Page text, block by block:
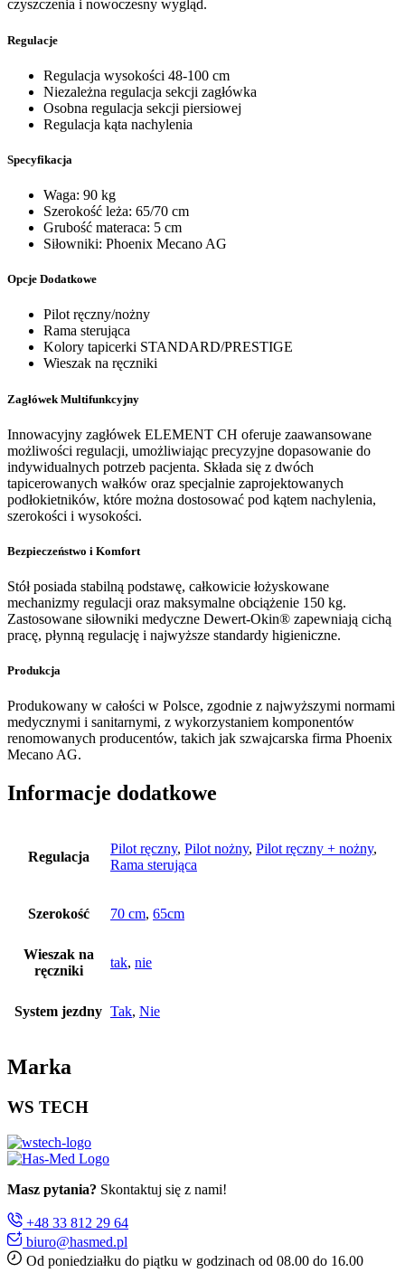
czyszczenia i nowoczesny wygląd.
Regulacje
Regulacja wysokości 48-100 cm
Niezależna regulacja sekcji zagłówka
Osobna regulacja sekcji piersiowej
Regulacja kąta nachylenia
Specyfikacja
Waga: 90 kg
Szerokość leża: 65/70 cm
Grubość materaca: 5 cm
Siłowniki: Phoenix Mecano AG
Opcje Dodatkowe
Pilot ręczny/nożny
Rama sterująca
Kolory tapicerki STANDARD/PRESTIGE
Wieszak na ręczniki
Zagłówek Multifunkcyjny
Innowacyjny zagłówek ELEMENT CH oferuje zaawansowane
możliwości regulacji, umożliwiając precyzyjne dopasowanie do
indywidualnych potrzeb pacjenta. Składa się z dwóch
tapicerowanych wałków oraz specjalnie zaprojektowanych
podłokietników, które można dostosować pod kątem nachylenia,
szerokości i wysokości.
Bezpieczeństwo i Komfort
Stół posiada stabilną podstawę, całkowicie łożyskowane
mechanizmy regulacji oraz maksymalne obciążenie 150 kg.
Zastosowane siłowniki medyczne Dewert-Okin® zapewniają cichą
pracę, płynną regulację i najwyższe standardy higieniczne.
Produkcja
Produkowany w całości w Polsce, zgodnie z najwyższymi normami
medycznymi i sanitarnymi, z wykorzystaniem komponentów
renomowanych producentów, takich jak szwajcarska firma Phoenix
Mecano AG.
Informacje dodatkowe
Regulacja
Pilot ręczny, Pilot nożny, Pilot ręczny + nożny,
Rama sterująca
Szerokość 70 cm, 65cm
Wieszak na
ręczniki
tak, nie
System jezdny Tak, Nie
Marka
WS TECH
Masz pytania? Skontaktuj się z nami!
+48 33 812 29 64
biuro@hasmed.pl
Od poniedziałku do piątku w godzinach od 08.00 do 16.00